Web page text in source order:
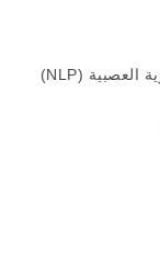
اعرض مشروعًا نجح في تنفيذ البرمجة اللغوية العصبية (NLP)